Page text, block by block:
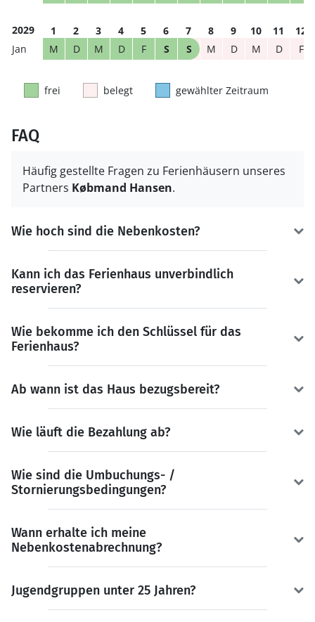
2029 1 2 3 4 5 6 7 8 9 10 11
12
M
D M D F S S M D M D F
frei belegt gewählter Zeitraum
FAQ
Häufig gestellte Fragen zu Ferienhäusern unseres
Partners Købmand Hansen.
Wie hoch sind die Nebenkosten?
Kann ich das Ferienhaus unverbindlich
reservieren?
Wie bekomme ich den Schlüssel für das
Ferienhaus?
Ab wann ist das Haus bezugsbereit?
Wie läuft die Bezahlung ab?
Wie sind die Umbuchungs- /
Stornierungsbedingungen?
Wann erhalte ich meine
Nebenkostenabrechnung?
Jugendgruppen unter 25 Jahren?